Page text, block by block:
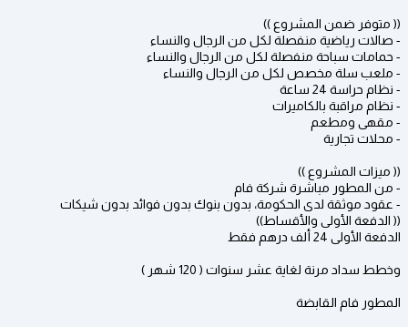
(( متوفر ضمن المشروع ))
- صالات رياضية منفصلة لكل من الرجال والنساء
- حمامات سباحة منفصلة لكل من الرجال والنساء
- ملعب سلة مخصص لكل من الرجال والنساء
- نظام حراسة 24 ساعة
- نظام مراقبة بالكاميرات
- مقهى ومطعم
- محلات تجارية
(( ميزات المشروع ))
- من المطور مباشرة شركة فام
- عقود موثقة لدى الحكومة، بدون بنوك بدون فوائد بدون شيكات
(( الدفعة الأولى والأقساط))
الدفعة الأولى 24 ألف درهم فقط
وخطط سداد مرنة لغاية عشر سنوات ( 120 شهر )
المطور فام القابضة